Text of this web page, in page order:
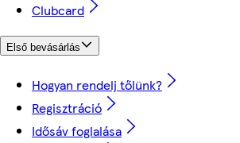
Clubcard
Első bevásárlás
Hogyan rendelj tőlünk?
Regisztráció
Idősáv foglalása